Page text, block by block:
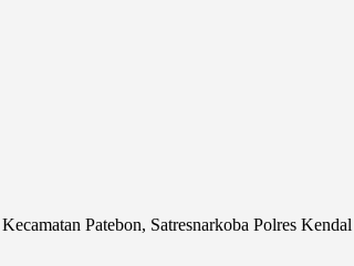
Patebon, Satresnarkoba Polres